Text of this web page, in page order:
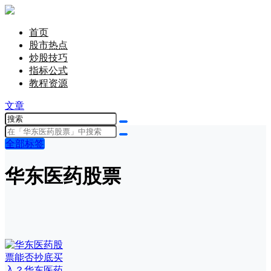
首页
股市热点
炒股技巧
指标公式
教程资源
文章
全部标签
华东医药股票